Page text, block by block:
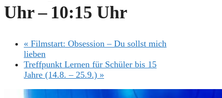
Uhr– 10:15 Uhr
« Filmstart: Obsession – Du sollst mich
lieben
Treffpunkt Lernen für Schüler bis 15
Jahre (14.8. – 25.9.) »